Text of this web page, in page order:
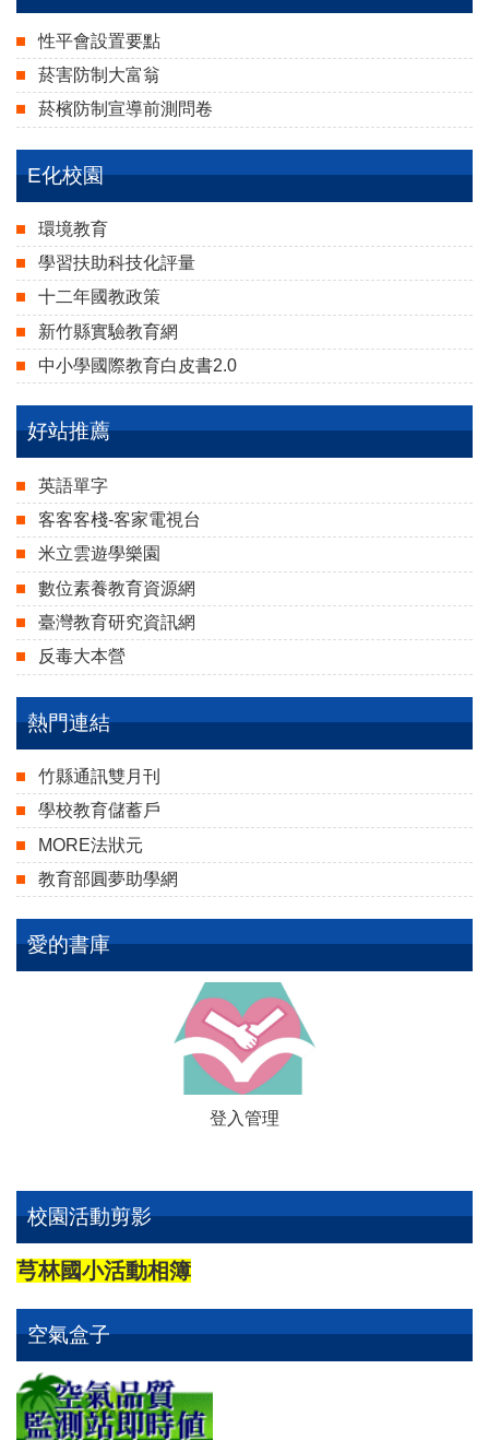
性平會設置要點
菸害防制大富翁
菸檳防制宣導前測問卷
E化校園
環境教育
學習扶助科技化評量
十二年國教政策
新竹縣實驗教育網
中小學國際教育白皮書2.0
好站推薦
英語單字
客客客棧-客家電視台
米立雲遊學樂園
數位素養教育資源網
臺灣教育研究資訊網
反毒大本營
熱門連結
竹縣通訊雙月刊
學校教育儲蓄戶
MORE法狀元
教育部圓夢助學網
愛的書庫
登入管理
校園活動剪影
芎林國小活動相簿
空氣盒子